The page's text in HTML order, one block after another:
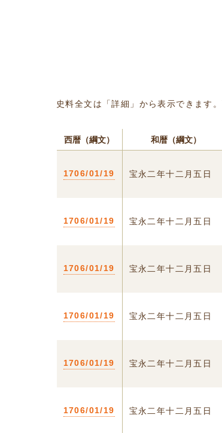
史料全文は「詳細」から表示できます
西暦（綱文） 和暦（綱文）
1706/01/19 宝永二年十二月五日
1706/01/19 宝永二年十二月五日
1706/01/19 宝永二年十二月五日
1706/01/19 宝永二年十二月五日
1706/01/19 宝永二年十二月五日
1706/01/19 宝永二年十二月五日